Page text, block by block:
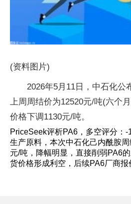
(资料图片)
2026年5月11日，中石化公
上周周结价为12520元/吨(六个
价格下调1130元/吨。
PriceSeek评析PA6，多空评分：
生产原料，本次中石化己内酰胺
元/吨，降幅明显，直接削弱PA6
货价格形成利空，后续PA6厂商报